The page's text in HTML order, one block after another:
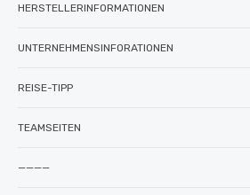
HERSTELLERINFORMATIONEN
UNTERNEHMENSINFORATIONEN
REISE-TIPP
TEAMSEITEN
————